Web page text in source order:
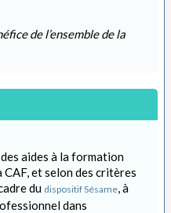
de l’ensemble de la
aides à la formation
et selon des critères
du dispositif Sésame, à
dans